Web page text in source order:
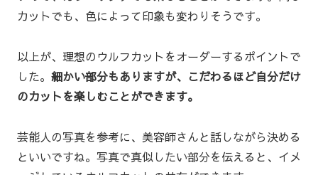
カットでも、色によって印象も変わりそうです。
以上が、理想のウルフカットをオーダーするポイントで
した。 細かい部分もありますが、こだわるほど自分だけ
のカットを楽しむことができます。
芸能人の写真を参考に、美容師さんと話しながら決める
といいですね。写真で真似したい部分を伝えると、イメ